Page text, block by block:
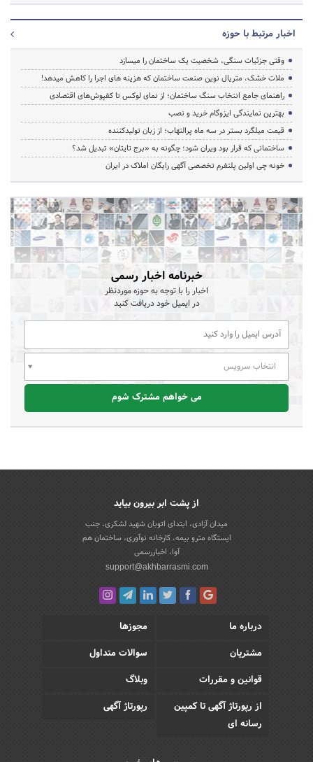
اخبار مرتبط با حوزه
وقتی جزئیات سنگی، شخصیت یک ساختمان را میسازد
ملات خشک، متریال نوین صنعت ساختمان که هزینه‌ های اجرا را کاهش میدهد!
راهنمای جامع انتخاب سنگ ساختمان؛ از نمای لوکس تا کفپوش‌های اقتصادی
بهترین نمایندگی ایزوگام خرید و نصب
قیمت میلگرد بستر در سه ماه پرالتهاب؛ از زبان تولیدکننده
ساختمانی که قرار بود ویران شود؛ چگونه به «برج تایتان» تبدیل شد؟
خونه چی اولین پلتفرم تخصصی آگهی رایگان املاک در ایران
خبرنامه اخبار رسمی
اخبار را با توجه به حوزه موردنظر
در ایمیل خود دریافت کنید
انتخاب سرویس
می خواهم مشترک شوم
از پشت ابر بیرون بیاید
میدان آزادی، ابتدای اتوبان شهید لشکری، جنب
ایستگاه مترو بیمه، کارخانه نوآوری، ساختمان هم
آوا، اخباررسمی
support@akhbarrasmi.com
درباره ما
مجوزها
مشتریان
سوالات متداول
قوانین و مقررات
وبلاگ
از رپورتاژ آگهی تا کمپین
رسانه ای
رپورتاژ آگهی